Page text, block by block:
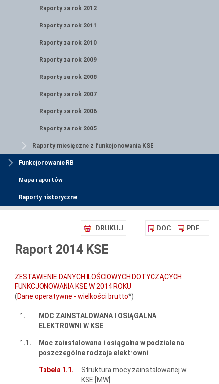
Raporty za rok 2012
Raporty za rok 2011
Raporty za rok 2010
Raporty za rok 2009
Raporty za rok 2008
Raporty za rok 2007
Raporty za rok 2006
Raporty za rok 2005
Raporty miesięczne z funkcjonowania KSE
Funkcjonowanie RB
Mapa raportów
Raporty historyczne
DRUKUJ DOC PDF
Raport 2014 KSE
ZESTAWIENIE DANYCH ILOŚCIOWYCH DOTYCZĄCYCH
FUNKCJONOWANIA KSE W 2014 ROKU
(Dane operatywne - wielkości brutto*)
1.
MOC ZAINSTALOWANA I OSIĄGALNA
ELEKTROWNI W KSE
1.1.
Moc zainstalowana i osiągalna w podziale na
poszczególne rodzaje elektrowni
Tabela 1.1.
Struktura mocy zainstalowanej w
KSE [MW].